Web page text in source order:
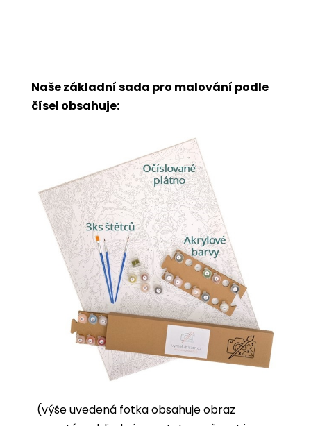
Naše základní sada pro malování podle
čísel obsahuje:
(výše uvedená fotka obsahuje obraz